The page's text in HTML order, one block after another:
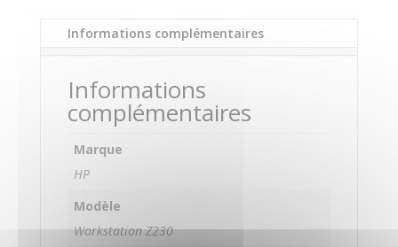
3.4GHz
Graphics
Informations complémentaires
Informations
complémentaires
Marque
HP
Modèle
Workstation Z230